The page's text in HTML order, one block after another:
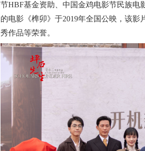
节HBF基金资助、中国金鸡电影节民族电
的电影《榫卯》于2019年全国公映，该
秀作品等荣誉。